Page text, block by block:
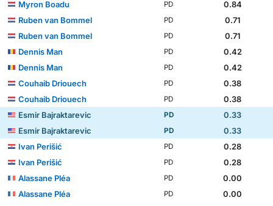
Myron Boadu
PD
0.84
Ruben van Bommel
PD
0.71
Ruben van Bommel
PD
0.71
Dennis Man
PD
0.42
Dennis Man
PD
0.42
Couhaib Driouech
PD
0.38
Couhaib Driouech
PD
0.38
Esmir Bajraktarevic
PD
0.33
Esmir Bajraktarevic
PD
0.33
Ivan Perišić
PD
0.28
Ivan Perišić
PD
0.28
Alassane Pléa
PD
0.00
Alassane Pléa
PD 0.00